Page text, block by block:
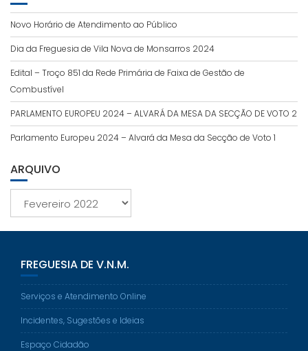
Novo Horário de Atendimento ao Público
Dia da Freguesia de Vila Nova de Monsarros 2024
Edital – Troço 851 da Rede Primária de Faixa de Gestão de
Combustível
PARLAMENTO EUROPEU 2024 – ALVARÁ DA MESA DA SECÇÃO DE VOTO 2
Parlamento Europeu 2024 – Alvará da Mesa da Secção de Voto 1
ARQUIVO
FREGUESIA DE V.N.M.
Serviços e Atendimento Online
Incidentes, Sugestões e Ideias
Espaço Cidadão